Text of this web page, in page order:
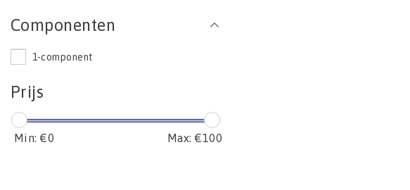
Componenten
1-component
Prijs
Min: €0 Max: €100